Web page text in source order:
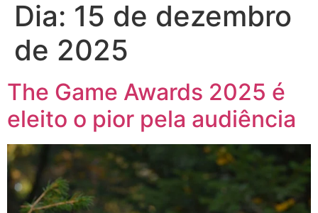
Dia: 15 de dezembro
de 2025
The Game Awards 2025 é
eleito o pior pela audiência